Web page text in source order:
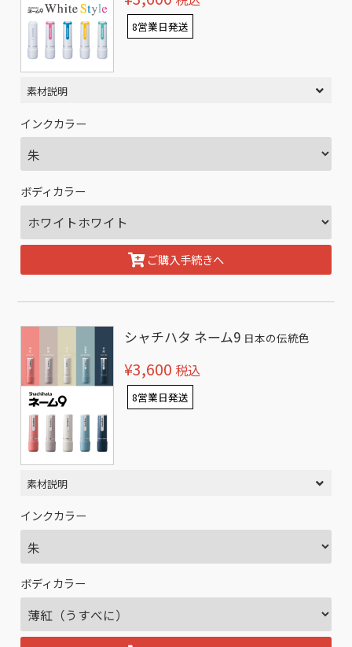
8営業日発送
素材説明
インクカラー
ボディカラー
ご購入手続きへ
シャチハタ ネーム9 日本の伝統色
¥3,600 税込
8営業日発送
素材説明
インクカラー
ボディカラー